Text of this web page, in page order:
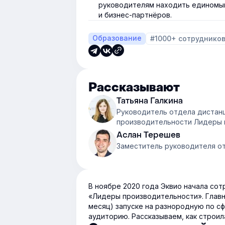
руководителям находить
и бизнес-партнёров.
Образование #1000+ сотрудников
Рассказывают
Татьяна Галкина
Руководитель отдела
производительности Лидеры
Аслан Терешев
Заместитель руководителя
В ноябре 2020 года Эквио начала
«Лидеры производительности».
месяц) запуске на разнородную по
аудиторию. Рассказываем, как